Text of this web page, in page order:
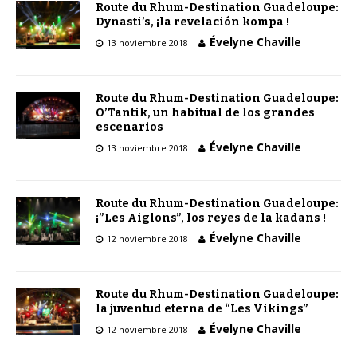
Route du Rhum-Destination Guadeloupe:
Dynasti’s, ¡la revelación kompa !
13 noviembre 2018 Évelyne Chaville
Route du Rhum-Destination Guadeloupe:
O’Tantik, un habitual de los grandes
escenarios
13 noviembre 2018 Évelyne Chaville
Route du Rhum-Destination Guadeloupe:
¡”Les Aiglons”, los reyes de la kadans !
12 noviembre 2018 Évelyne Chaville
Route du Rhum-Destination Guadeloupe:
la juventud eterna de “Les Vikings”
12 noviembre 2018 Évelyne Chaville